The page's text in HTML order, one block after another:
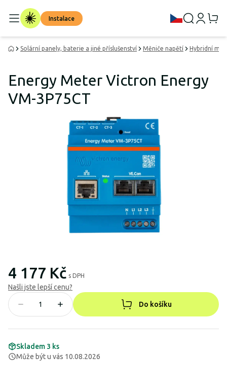
Instalace
Solární panely, baterie a jiné příslušenství Měniče napětí Hybridní
Energy Meter Victron Energy
VM-3P75CT
4 177 Kč s DPH
Našli jste lepší cenu?
Do košíku
Skladem 3 ks
Může být u vás 10.08.2026